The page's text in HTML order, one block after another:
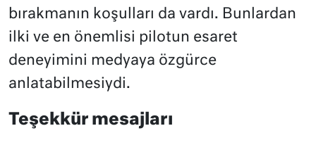
bırakmanın koşulları da vardı. Bunlardan
ilki ve en önemlisi pilotun esaret
deneyimini medyaya özgürce
anlatabilmesiydi.
Teşekkür mesajları